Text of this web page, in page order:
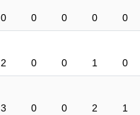
0 0 0 0 0
2 0 0 1 0
3 0 0 2 1